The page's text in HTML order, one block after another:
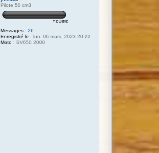
Pilote 50 cm3
Messages : 26
Enregistré le : lun. 06 mars, 2023 20:22
Moto : SV650 2000